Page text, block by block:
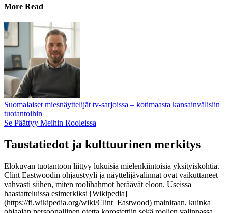
More Read
Suomalaiset miesnäyttelijät tv-sarjoissa – kotimaasta kansainvälisiin
tuotantoihin
Se Päättyy Meihin Rooleissa
Taustatiedot ja kulttuurinen merkitys
Elokuvan tuotantoon liittyy lukuisia mielenkiintoisia yksityiskohtia.
Clint Eastwoodin ohjaustyyli ja näyttelijävalinnat ovat vaikuttaneet
vahvasti siihen, miten roolihahmot heräävät eloon. Useissa
haastatteluissa esimerkiksi [Wikipedia]
(https://fi.wikipedia.org/wiki/Clint_Eastwood) mainitaan, kuinka